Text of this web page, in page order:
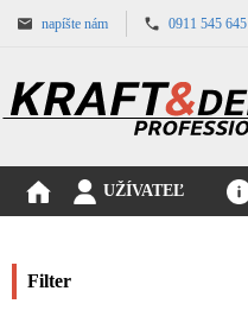
napíšte nám 0911 545 645
UŽÍVATEĽ
Filter